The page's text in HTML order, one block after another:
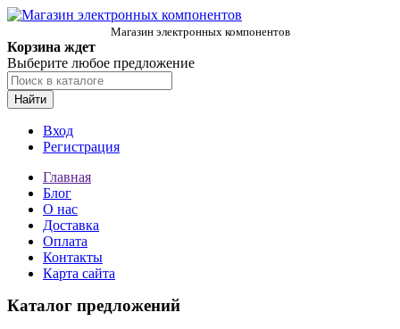
Магазин электронных компонентов
Корзина ждет
Выберите любое предложение
Найти
Вход
Регистрация
Главная
Блог
О нас
Доставка
Оплата
Контакты
Карта сайта
Каталог предложений